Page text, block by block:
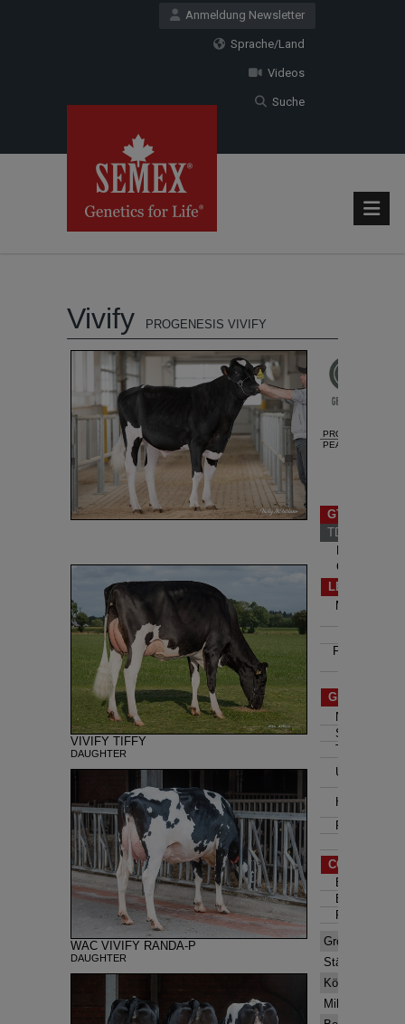
Anmeldung Newsletter
Sprache/Land
Videos
Suche